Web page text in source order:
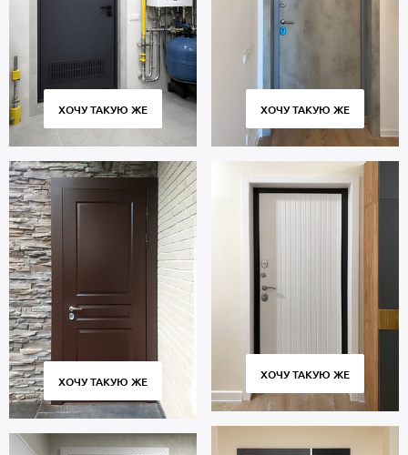
ХОЧУ ТАКУЮ ЖЕ
ХОЧУ ТАКУЮ ЖЕ
ХОЧУ ТАКУЮ ЖЕ
ХОЧУ ТАКУЮ ЖЕ